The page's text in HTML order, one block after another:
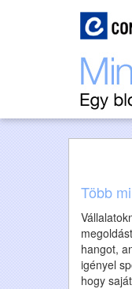
Több
hangot,
igényel
hogy